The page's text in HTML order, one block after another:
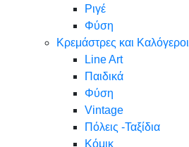
Ριγέ
Φύση
Κρεμάστρες και Καλόγεροι
Line Art
Παιδικά
Φύση
Vintage
Πόλεις -Ταξίδια
Κόμικ